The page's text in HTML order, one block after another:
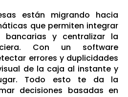
están migrando hacia
que permiten integrar
y centralizar la
Con un software
errores y duplicidades
de la caja al instante y
Todo esto te da la
decisiones basadas en